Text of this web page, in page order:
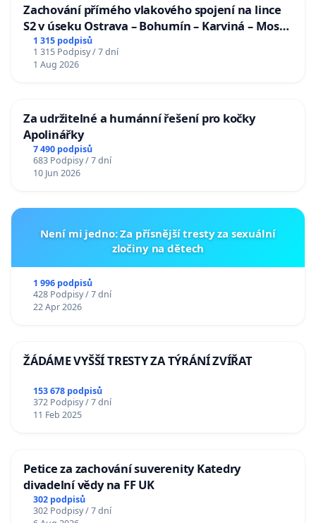
Zachování přímého vlakového spojení na lince
S2 v úseku Ostrava – Bohumín – Karviná – Mosty
u Jablunkova
1 315 podpisů
1 315 Podpisy / 7 dní
1 Aug 2026
Za udržitelné a humánní řešení pro kočky
Apolinářky
7 490 podpisů
683 Podpisy / 7 dní
10 Jun 2026
Není mi jedno: Za přísnější tresty za sexuální
zločiny na dětech
1 996 podpisů
428 Podpisy / 7 dní
22 Apr 2026
ŽÁDÁME VYŠŠÍ TRESTY ZA TÝRÁNÍ ZVÍŘAT
153 678 podpisů
372 Podpisy / 7 dní
11 Feb 2025
Petice za zachování suverenity Katedry
divadelní vědy na FF UK
302 podpisů
302 Podpisy / 7 dní